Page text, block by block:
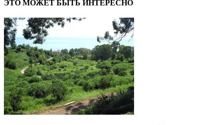
ЭТО МОЖЕТ БЫТЬ ИНТЕРЕСНО